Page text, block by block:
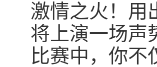
激情之火！用
将上演一场声
比赛中，你